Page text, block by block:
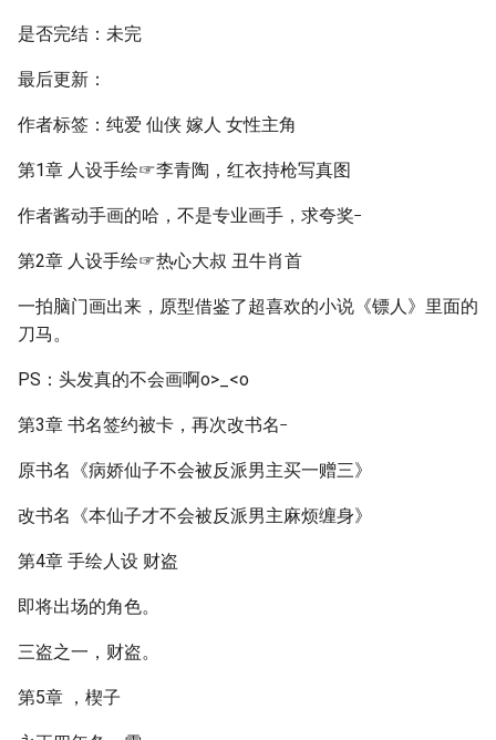
是否完结：未完
最后更新：
作者标签：纯爱 仙侠 嫁人 女性主角
第1章 人设手绘☞李青陶，红衣持枪写真图
作者酱动手画的哈，不是专业画手，求夸奖
第2章 人设手绘☞热心大叔 丑牛肖首
一拍脑门画出来，原型借鉴了超喜欢的小说《镖人》里面的
刀马。
PS：头发真的不会画啊o>_<o
第3章 书名签约被卡，再次改书名
原书名《病娇仙子不会被反派男主买一赠三》
改书名《本仙子才不会被反派男主麻烦缠身》
第4章 手绘人设 财盗
即将出场的角色。
三盗之一，财盗。
第5章 ，楔子